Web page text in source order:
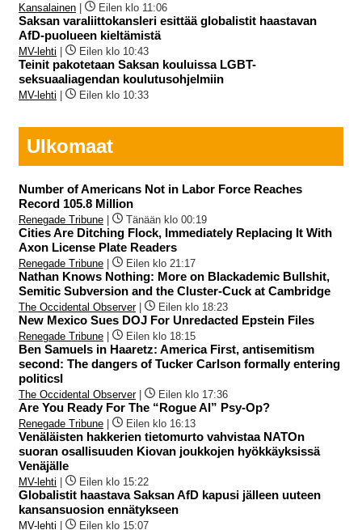
Kansalainen Eilen klo 11:06
Saksan varaliittokansleri esittää globalistit haastavan
AfD-puolueen kieltämistä
MV-lehti Eilen klo 10:43
Teinit pakotetaan Saksan kouluissa LGBT-
seksuaaliagendan koulutusohjelmiin
MV-lehti Eilen klo 10:33
Ulkomaat
Number of Americans Not in Labor Force Reaches
Record 105.8 Million
Renegade Tribune Tänään klo 00:19
Cities Are Ditching Flock, Immediately Replacing It With
Axon License Plate Readers
Renegade Tribune Eilen klo 21:17
Nathan Knows Nothing: More on Blackademic Bullshit,
Semitic Subversion and the Cluster-Cuck at Cambridge
The Occidental Observer| Eilen klo 18:23
New Mexico Sues DOJ For Unredacted Epstein Files
Renegade Tribune Eilen klo 18:15
Ben Samuels in Haaretz: America First, antisemitism
second: The dangers of Tucker Carlson formally entering
politicsI
The Occidental Observer| Eilen klo 17:36
Are You Ready For The “Rogue AI” Psy-Op?
Renegade Tribune Eilen klo 16:13
Venäläisten hakkerien tietomurto vahvistaa NATOn
suoran osallisuuden Kiovan joukkojen hyökkäyksissä
Venäjälle
MV-lehti Eilen klo 15:22
Globalistit haastava Saksan AfD kapusi jälleen uuteen
kansansuosion ennätykseen
MV-lehti Eilen klo 15:07